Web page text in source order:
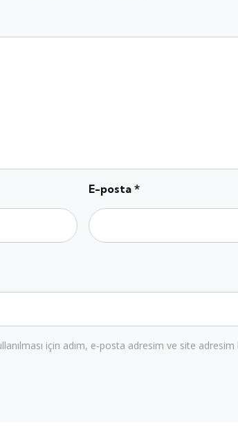
E-posta *
için adım, e-posta adresim ve site adresim